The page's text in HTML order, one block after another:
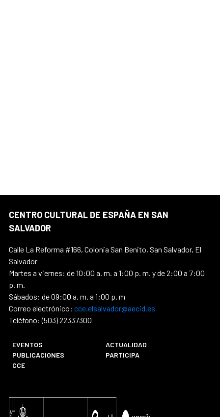
CENTRO CULTURAL DE ESPAÑA EN SAN
SALVADOR
Calle La Reforma #166, Colonia San Benito, San Salvador, El
Salvador
Martes a viernes: de 10:00 a. m. a 1:00 p. m. y de 2:00 a 7:00
p. m.
Sábados: de 09:00 a. m. a 1:00 p. m
Correo electrónico: cce.elsalvador@aecid.es
Teléfono: (503) 22337300
EVENTOS
ACTUALIDAD
PUBLICACIONES
PARTICIPA
CCE